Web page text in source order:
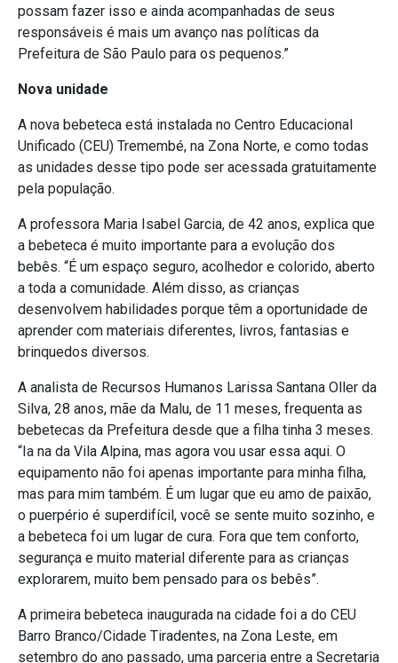
possam fazer isso e ainda acompanhadas de seus
responsáveis é mais um avanço nas políticas da
Prefeitura de São Paulo para os pequenos.”
Nova unidade
A nova bebeteca está instalada no Centro Educacional
Unificado (CEU) Tremembé, na Zona Norte, e como todas
as unidades desse tipo pode ser acessada gratuitamente
pela população.
A professora Maria Isabel Garcia, de 42 anos, explica que
a bebeteca é muito importante para a evolução dos
bebês. “É um espaço seguro, acolhedor e colorido, aberto
a toda a comunidade. Além disso, as crianças
desenvolvem habilidades porque têm a oportunidade de
aprender com materiais diferentes, livros, fantasias e
brinquedos diversos.
A analista de Recursos Humanos Larissa Santana Oller da
Silva, 28 anos, mãe da Malu, de 11 meses, frequenta as
bebetecas da Prefeitura desde que a filha tinha 3 meses.
“Ia na da Vila Alpina, mas agora vou usar essa aqui. O
equipamento não foi apenas importante para minha filha,
mas para mim também. É um lugar que eu amo de paixão,
o puerpério é superdifícil, você se sente muito sozinho, e
a bebeteca foi um lugar de cura. Fora que tem conforto,
segurança e muito material diferente para as crianças
explorarem, muito bem pensado para os bebês”.
A primeira bebeteca inaugurada na cidade foi a do CEU
Barro Branco/Cidade Tiradentes, na Zona Leste, em
setembro do ano passado, uma parceria entre a Secretaria